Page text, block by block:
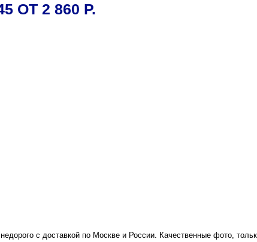
ОТ 2 860 Р.
с доставкой по Москве и России. Качественные фото,